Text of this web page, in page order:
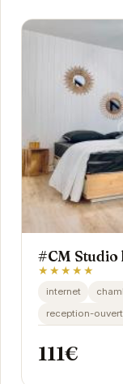
#CM
★★★★★
internet
reception-
111€